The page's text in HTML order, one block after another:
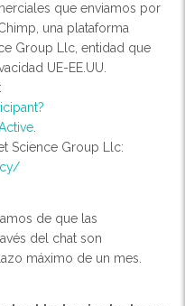
que enviamos por
una plataforma
Group Llc, entidad que
UE-EE.UU.
Science Group Llc:
de que las
del chat son
máximo de un mes.